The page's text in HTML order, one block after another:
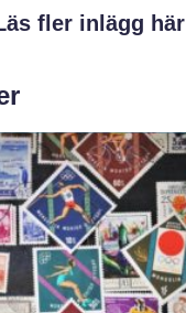
fler inlägg här